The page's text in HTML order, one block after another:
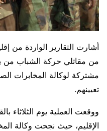
مشتركة لوكالة المخابرات
تعيينهم.
ووقعت العملية يوم الثلاثاء
الإقليم، حيث نجحت وكالة